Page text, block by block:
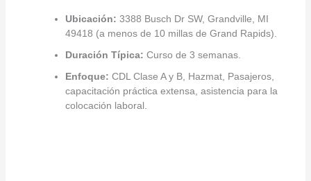
Ubicación: 3388 Busch Dr SW, Grandville, MI
49418 (a menos de 10 millas de Grand Rapids).
Duración Típica: Curso de 3 semanas.
Enfoque: CDL Clase A y B, Hazmat, Pasajeros,
capacitación práctica extensa, asistencia para la
colocación laboral.